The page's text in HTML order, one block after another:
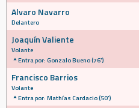
Alvaro Navarro
Delantero
Joaquín Valiente
Volante
Entra por: Gonzalo Bueno (76')
Francisco Barrios
Volante
Entra por: Mathías Cardacio (50')